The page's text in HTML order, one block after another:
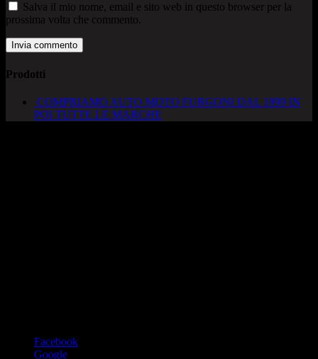
Salva il mio nome, email e sito web in questo browser per la
prossima volta che commento.
Prodotti
COMPRIAMO AUTO MOTO FURGONI DAL 1999 IN
POI TUTTE LE MARCHE
Facebook
Google